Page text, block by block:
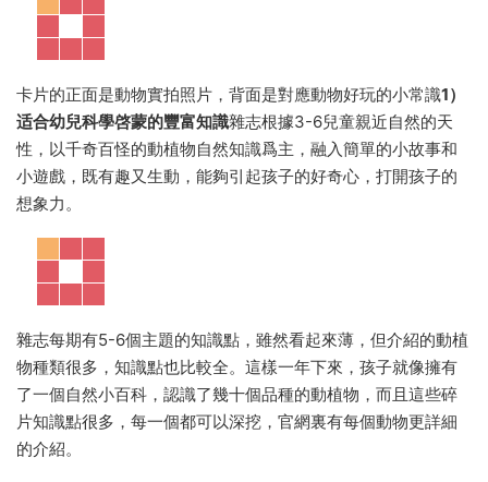
卡片的正面是動物實拍照片，背面是對應動物好玩的小常識1）
适合幼兒科學啓蒙的豐富知識雜志根據3-6兒童親近自然的天
性，以千奇百怪的動植物自然知識爲主，融入簡單的小故事和
小遊戲，既有趣又生動，能夠引起孩子的好奇心，打開孩子的
想象力。
雜志每期有5-6個主題的知識點，雖然看起來薄，但介紹的動植
物種類很多，知識點也比較全。這樣一年下來，孩子就像擁有
了一個自然小百科，認識了幾十個品種的動植物，而且這些碎
片知識點很多，每一個都可以深挖，官網裏有每個動物更詳細
的介紹。